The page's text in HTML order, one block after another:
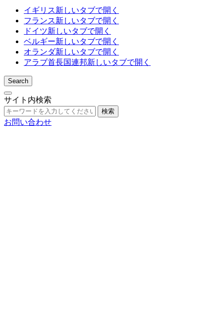
イギリス新しいタブで開く
フランス新しいタブで開く
ドイツ新しいタブで開く
ベルギー新しいタブで開く
オランダ新しいタブで開く
アラブ首長国連邦新しいタブで開く
Search
サイト内検索
検索
お問い合わせ